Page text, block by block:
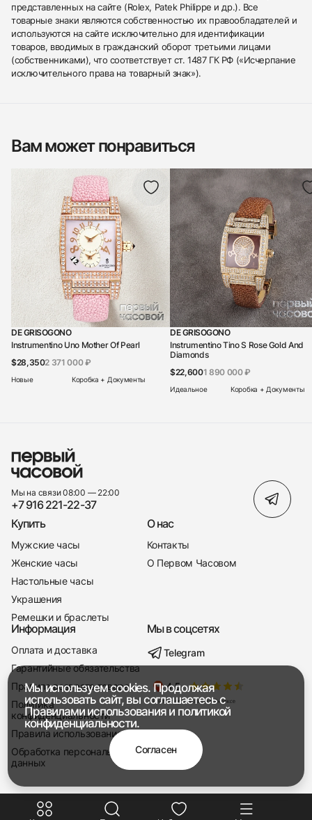
+7 916 221-22-37
Мы насвязи 08:00 — 19:00
представленных на сайте (Rolex, Patek Philippe и др.). Все
товарные знаки являются собственностью их правообладателей и
используются на сайте исключительно для идентификации
товаров, вводимых в гражданский оборот третьими лицами
(собственниками), что соответствует ст. 1487 ГК РФ («Исчерпание
исключительного права на товарный знак»).
Вам может понравиться
DE GRISOGONO
Instrumentino Uno Mother Of Pearl
$28,3502 371 000 ₽
Новые Коробка + Документы
DE GRISOGONO
Instrumentino Tino S Rose Gold And
Diamonds
$22,6001 890 000 ₽
Идеальное Коробка + Документы
Мы на связи 08:00 — 22:00
+7 916 221-22-37
Купить
Мужские часы
Женские часы
Настольные часы
Украшения
Ремешки и браслеты
О нас
Контакты
О Первом Часовом
Информация
Оплата и доставка
Гарантийные обязательства
Правила возврата товара
Политика
конфиденциальности
Правила использования
Обработка персональных
данных
Мы в соцсетях
Telegram
Мы используем cookies. Продолжая
использовать сайт, вы соглашаетесь с
Правилами использованияи политикой
конфиденциальности.
Согласен